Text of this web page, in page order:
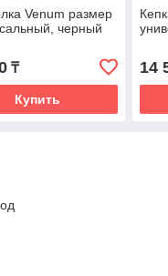
Venum размер
черный
₸
Купить
14